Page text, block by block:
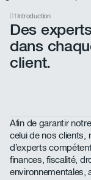
01 Introduction
Des
dans
client.
Afin de garantir
celui de nos clients,
d’experts
finances, fiscalité,
environnementales,